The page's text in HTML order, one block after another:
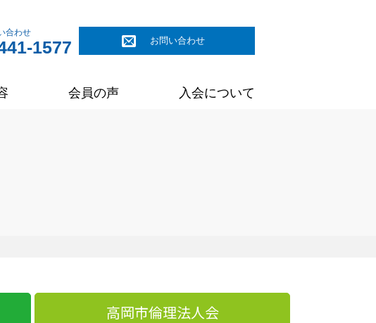
お問い合わせ
合わせ
1577
会員の声 入会について
高岡市倫理法人会